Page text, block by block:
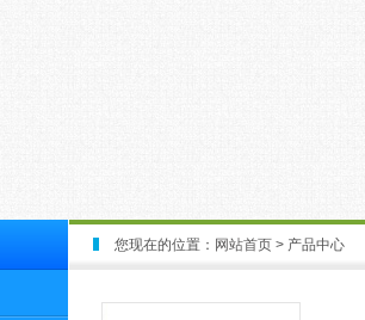
您现在的位置： 网站首页 > 产品中心